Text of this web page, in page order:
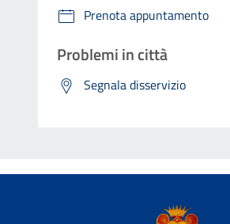
Prenota appuntamento
Problemi in città
Segnala disservizio